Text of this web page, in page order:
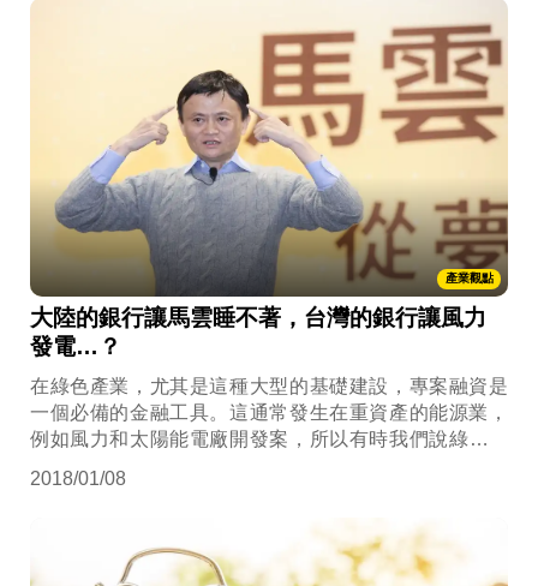
產業觀點
大陸的銀行讓馬雲睡不著，台灣的銀行讓風力
發電…？
在綠色產業，尤其是這種大型的基礎建設，專案融資是
一個必備的金融工具。這通常發生在重資產的能源業，
例如風力和太陽能電廠開發案，所以有時我們說綠能融
2018/01/08